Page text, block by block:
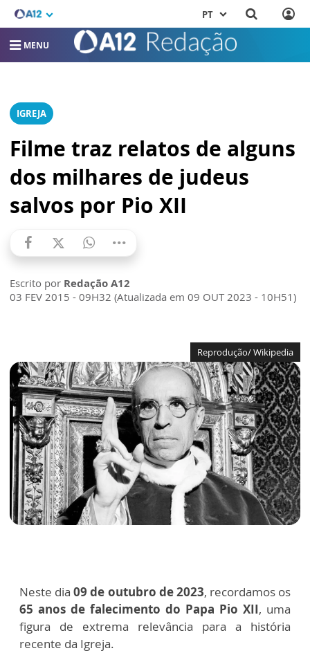
PT
MENU
IGREJA
Filme traz relatos de alguns
dos milhares de judeus
salvos por Pio XII
Escrito por Redação A12
03 FEV 2015 - 09H32 (Atualizada em 09 OUT 2023 - 10H51)
Reprodução/ Wikipedia
Neste dia09 de outubro de 2023, recordamos os
65 anos de falecimento do Papa Pio XII, uma
figura de extrema relevância para a história
recente da Igreja.